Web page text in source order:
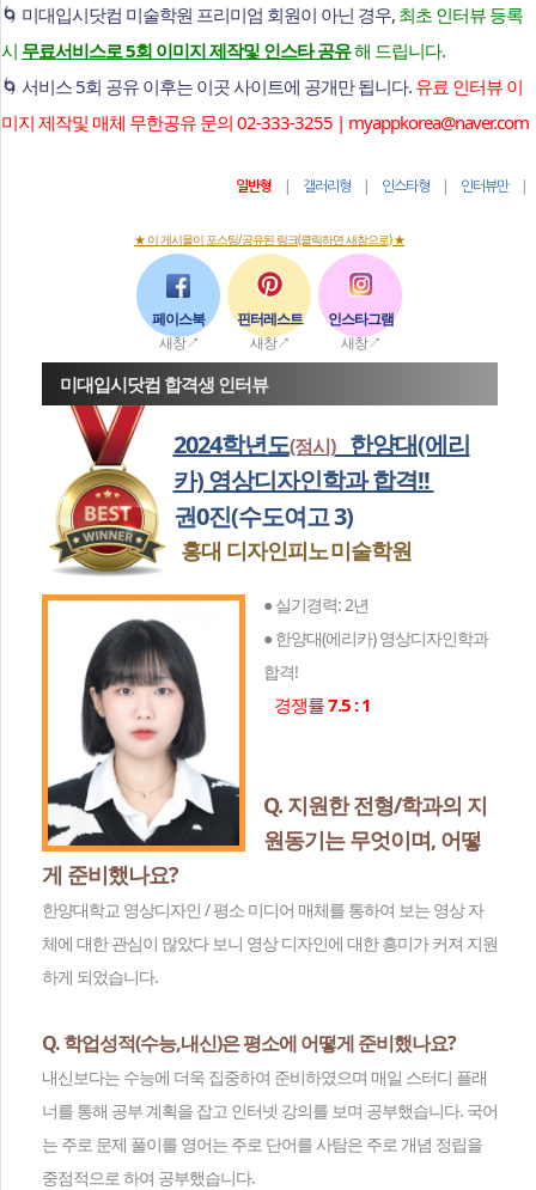
🌀 미대입시닷컴 미술학원 프리미엄 회원이 아닌 경우, 최초 인터뷰 등록
시 무료서비스로 5회 이미지 제작및 인스타 공유해 드립니다.
🌀 서비스 5회 공유 이후는 이곳 사이트에 공개만 됩니다. 유료 인터뷰 이
미지 제작및 매체 무한공유 문의 02-333-3255 | myappkorea@naver.com
일반형 | 갤러리형 | 인스타형 | 인터뷰만|
★ 이 게시물이 포스팅/공유된 링크(클릭하면 새창으로) ★
페이스북
새창↗
핀터레스트
새창↗
인스타그램
새창↗
미대입시닷컴 합격생 인터뷰
2024학년도(정시)한양대(에리
카) 영상디자인학과 합격!!
권0진(수도여고 3)
홍대 디자인피노미술학원
● 실기경력: 2년
● 한양대(에리카) 영상디자인학과
합격!
경쟁률7.5 : 1
Q. 지원한 전형/학과의 지
원동기는 무엇이며, 어떻
게 준비했나요?
한양대학교 영상디자인 / 평소 미디어 매체를 통하여 보는 영상 자
체에 대한 관심이 많았다 보니 영상 디자인에 대한 흥미가 커져 지원
하게 되었습니다.
Q. 학업성적(수능,내신)은 평소에 어떻게 준비했나요?
내신보다는 수능에 더욱 집중하여 준비하였으며 매일 스터디 플래
너를 통해 공부 계획을 잡고 인터넷 강의를 보며 공부했습니다. 국어
는 주로 문제 풀이를 영어는 주로 단어를 사탐은 주로 개념 정립을
중점적으로 하여 공부했습니다.